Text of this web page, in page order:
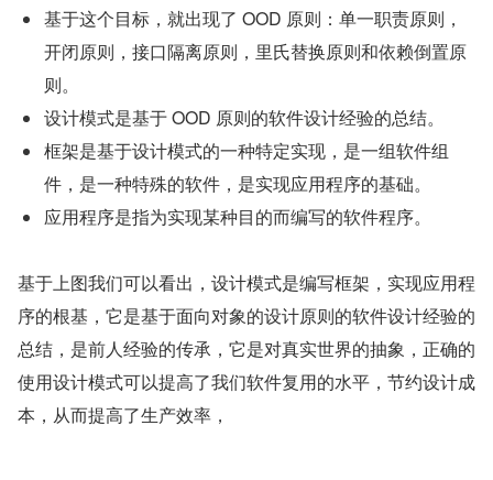
基于这个目标，就出现了 OOD 原则：单一职责原则，
开闭原则，接口隔离原则，里氏替换原则和依赖倒置原
则。
设计模式是基于 OOD 原则的软件设计经验的总结。
框架是基于设计模式的一种特定实现，是一组软件组
件，是一种特殊的软件，是实现应用程序的基础。
应用程序是指为实现某种目的而编写的软件程序。
基于上图我们可以看出，设计模式是编写框架，实现应用程
序的根基，它是基于面向对象的设计原则的软件设计经验的
总结，是前人经验的传承，它是对真实世界的抽象，正确的
使用设计模式可以提高了我们软件复用的水平，节约设计成
本，从而提高了生产效率，